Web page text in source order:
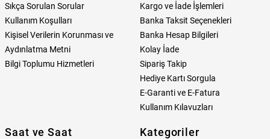
Sıkça Sorulan Sorular
Kullanım Koşulları
Kişisel Verilerin Korunması ve
Aydınlatma Metni
Bilgi Toplumu Hizmetleri
Kargo ve İade İşlemleri
Banka Taksit Seçenekleri
Banka Hesap Bilgileri
Kolay İade
Sipariş Takip
Hediye Kartı Sorgula
E-Garanti ve E-Fatura
Kullanım Kılavuzları
Saat ve Saat Kategoriler